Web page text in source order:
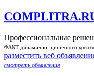
Профессиональные
ФАКТ динамично -циничного
разместить веб
смотреть объявления